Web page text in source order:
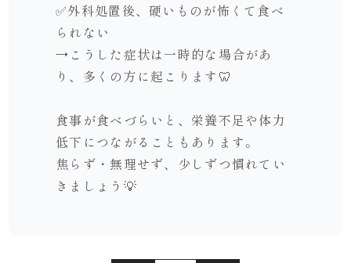
✅外科処置後、硬いものが怖くて食べ
られない
→こうした症状は一時的な場合があ
り、多くの方に起こります🦷
食事が食べづらいと、栄養不足や体力
低下につながることもあります。
焦らず・無理せず、少しずつ慣れてい
きましょう💡